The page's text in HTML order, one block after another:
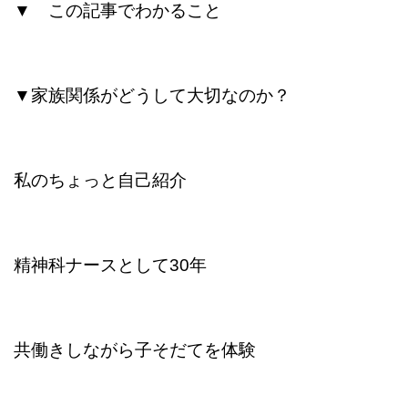
▼ この記事でわかること
▼家族関係がどうして大切なのか？
私のちょっと自己紹介
精神科ナースとして30年
共働きしながら子そだてを体験